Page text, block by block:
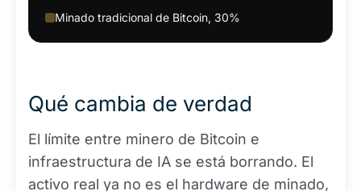
Minado tradicional de Bitcoin, 30%
Qué cambia de verdad
El límite entre minero de Bitcoin e
infraestructura de IA se está borrando. El
activo real ya no es el hardware de minado,